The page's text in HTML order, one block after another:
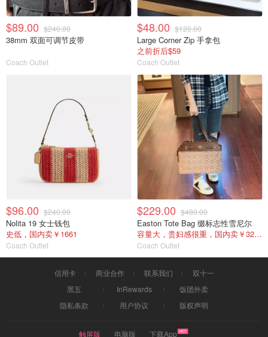
$89.00 $240.00
38mm 双面可调节皮带
Coach Outlet
$48.00 $120.00
Large Corner Zip 手拿包
之前折后$59
Coach Outlet
$96.00 $240.00
Nolita 19 女士钱包
史低，国内卖￥1661
Coach Outlet
$229.00 $480.00
Easton Tote Bag 缀标志性雪尼尔
容量大，贵妇感很重，国内卖￥3211
Coach Outlet
信用卡 商业合作 联系我们
双十一
黑五
InRewards
饭团外卖
隐私条款
用户协议 版权声明
触屏版 电脑版 下载App